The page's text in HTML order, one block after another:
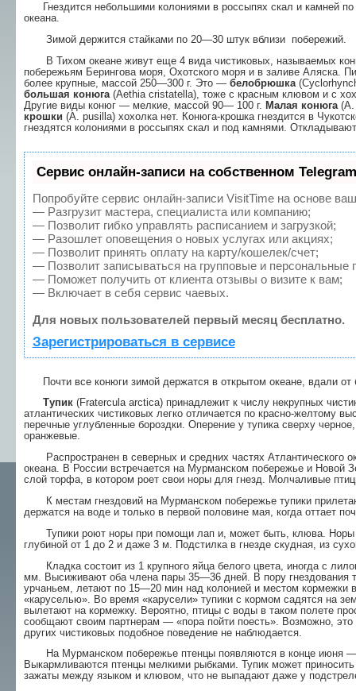
Гнездится небольшими колониями в россыпях скал и камней по
океана.
Зимой держится стайками по 20—30 штук вбли­зи побережий.
В Тихом океане живут еще 4 вида чистиковых, называемых
побережьям Берингова моря, Охот­ского моря и в заливе Аляска.
более крупные, массой 250—300 г. Это — белобрюшка
большая конюга(Aethia cristatella), тоже с красным клювом и с
Другие виды конюг — мелкие, массой 90— 100 г. Малая конюга(A.
крошки (A. pusilla) хохолка нет. Конюга-крошка гнездится в
гнездятся колониями в россыпях скал и под кам­нями.
Сервис онлайн-записи на собственном
Попробуйте сервис онлайн-записи VisitTime на основе
— Разгрузит мастера, специалиста или компанию;
— Позволит гибко управлять расписанием и загрузкой;
— Разошлет оповещения о новых услугах или акциях;
— Позволит принять оплату на карту/кошелек/счет;
— Позволит записываться на групповые и персональные
— Поможет получить от клиента отзывы о визите к вам;
— Включает в себя сервис чаевых.
Для новых пользователей первый месяц бесплатно.
Зарегистрироваться в сервисе
Почти все конюги зимой держатся в открытом океане, вдали от
Тупик (Fratercula arctica) принад­лежит к числу некрупных
атлантических чистиковых легко отличается по красно-
перечные углубленные бороздки. Оперение у тупика сверху
оранжевые.
Распространен в северных и средних частях Атлантического
океана. В России встреча­ется на Мурманском побережье и Новой
слой торфа, в котором роет свои норы для гнезд. Мол­чаливые
К местам гнездовий на Мурманском побережье тупики
держатся на воде и только в первой половине мая, когда оттает
Тупики роют норы при помощи лап и, может быть, клюва. Норы
глубиной от 1 до 2 и даже 3 м. Под­стилка в гнезде скудная, из
Кладка состоит из 1 крупного яйца белого цвета, иногда с
мм. Высиживают оба члена пары 35—36 дней. В пору гнездования
урчаньем, летают по 15—20 мин над коло­нией и местом кормежки
«каруселью». Во время «карусели» тупики с кормом садятся на
вылетают на кормежку. Вероятно, птицы с воды в таком полете
сообщают своим партнерам — «по­ра пойти поесть». Возможно, это
других чисти­ковых подобное поведение не наблюдается.
На Мурманском побережье птенцы появляются в конце июня
Выкармливаются птенцы мелкими рыбками. Тупик может
зажаты между языком и клювом, что не выпадают даже у